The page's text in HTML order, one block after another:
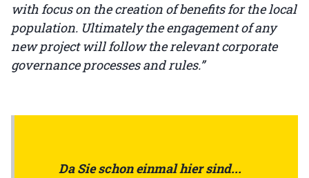
with focus on the creation of benefits for the local
population. Ultimately the engagement of any
new project will follow the relevant corporate
governance processes and rules.”
Da Sie schon einmal hier sind...